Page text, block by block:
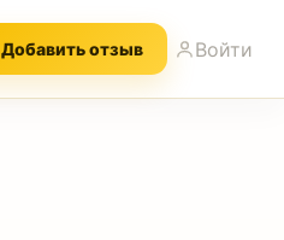
Добавить отзыв Войти